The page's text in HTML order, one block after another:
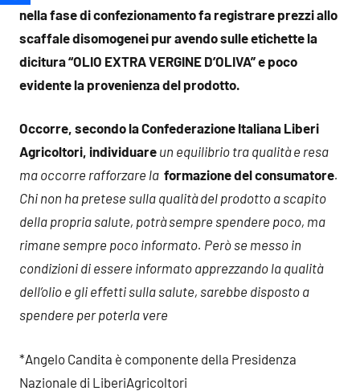
nella fase di confezionamento fa registrare prezzi allo
scaffale disomogenei pur avendo sulle etichette la
dicitura “OLIO EXTRA VERGINE D’OLIVA” e poco
evidente la provenienzadel prodotto.
Occorre, secondo la Confederazione Italiana Liberi
Agricoltori, individuare un equilibrio tra qualità e resa
ma occorre rafforzare la formazione del consumatore.
Chi non ha pretese sulla qualità del prodotto a scapito
della propria salute, potrà sempre spendere poco, ma
rimane sempre poco informato. Però se messo in
condizioni di essere informato apprezzando la qualità
dell’olio e gli effetti sulla salute, sarebbe disposto a
spendere per poterla vere
*Angelo Candita è componente della Presidenza
Nazionale di LiberiAgricoltori